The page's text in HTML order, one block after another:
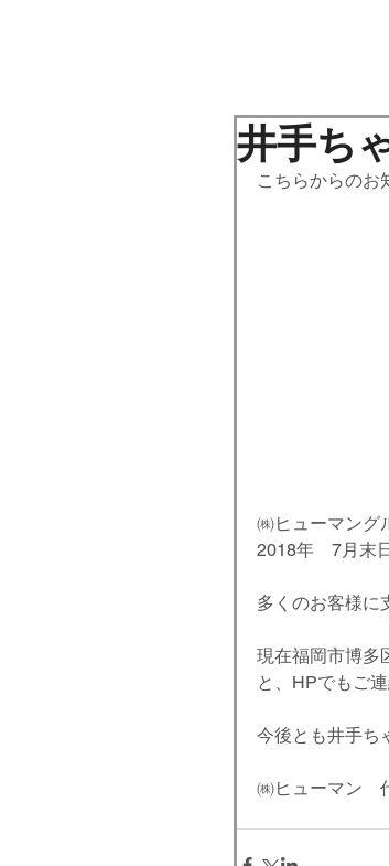
井手ち
こちらからのお
㈱ヒューマング
2018年　7月末
多くのお客様に
現在福岡市博多
と、HPでもご
今後とも井手ち
㈱ヒューマン　